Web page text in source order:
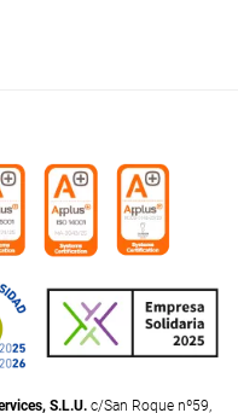
S.L.U.c/San Roque nº59,